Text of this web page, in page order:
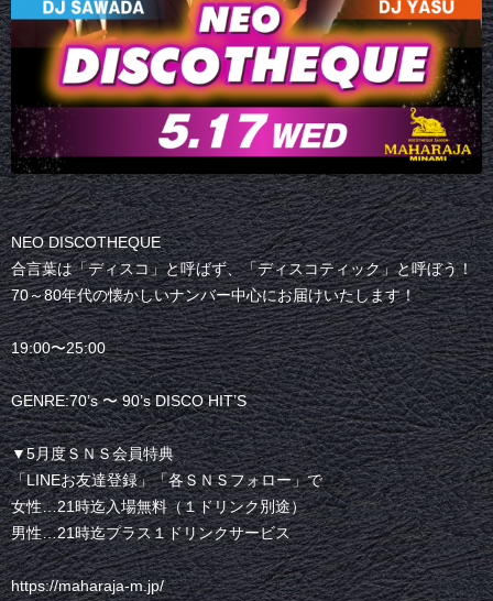
NEO DISCOTHEQUE
合言葉は「ディスコ」と呼ばず、「ディスコティック」と呼ぼう！
70～80年代の懐かしいナンバー中心にお届けいたします！
19:00〜25:00
GENRE:70’s 〜 90’s DISCO HIT’S
▼5月度ＳＮＳ会員特典
「LINEお友達登録」「各ＳＮＳフォロー」で
女性…21時迄入場無料（１ドリンク別途）
男性…21時迄プラス１ドリンクサービス
https://maharaja-m.jp/